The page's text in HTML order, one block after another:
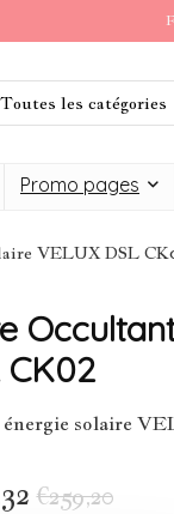
Toutes les catégories
Promo pages
VELUX DSL
CK02
énergie solaire
€259,20